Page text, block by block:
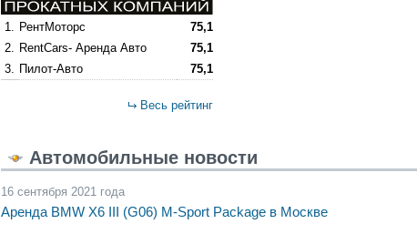
1. РентМоторс
75,1
2. RentCars- Аренда Авто
75,1
3. Пилот-Авто 75,1
Весь рейтинг
Автомобильные новости
16 сентября 2021 года
Аренда BMW X6 III (G06) M-Sport Package в Москве